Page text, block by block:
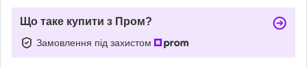
Що таке купити з Пром?
Замовлення під захистом